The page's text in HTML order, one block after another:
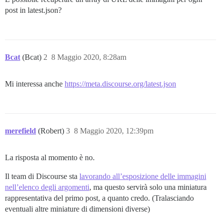
post in latest.json?
Bcat (Bcat) 8 Maggio 2020, 8:28am
2
Mi interessa anche https://meta.discourse.org/latest.json
merefield (Robert) 8 Maggio 2020, 12:39pm
3
La risposta al momento è no.
Il team di Discourse sta lavorando all’esposizione delle immagini
nell’elenco degli argomenti, ma questo servirà solo una miniatura
rappresentativa del primo post, a quanto credo. (Tralasciando
eventuali altre miniature di dimensioni diverse)